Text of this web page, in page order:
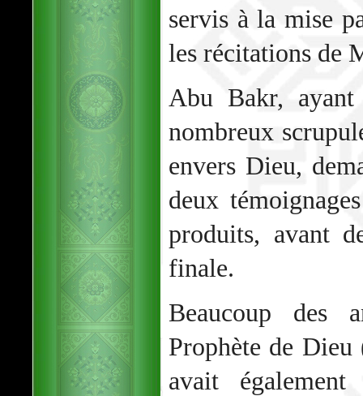
servis à la mise
les récitations de
Abu Bakr,
nombreux
envers Dieu,
deux
produits, avant
finale.
Beaucoup des
Prophète de
avait